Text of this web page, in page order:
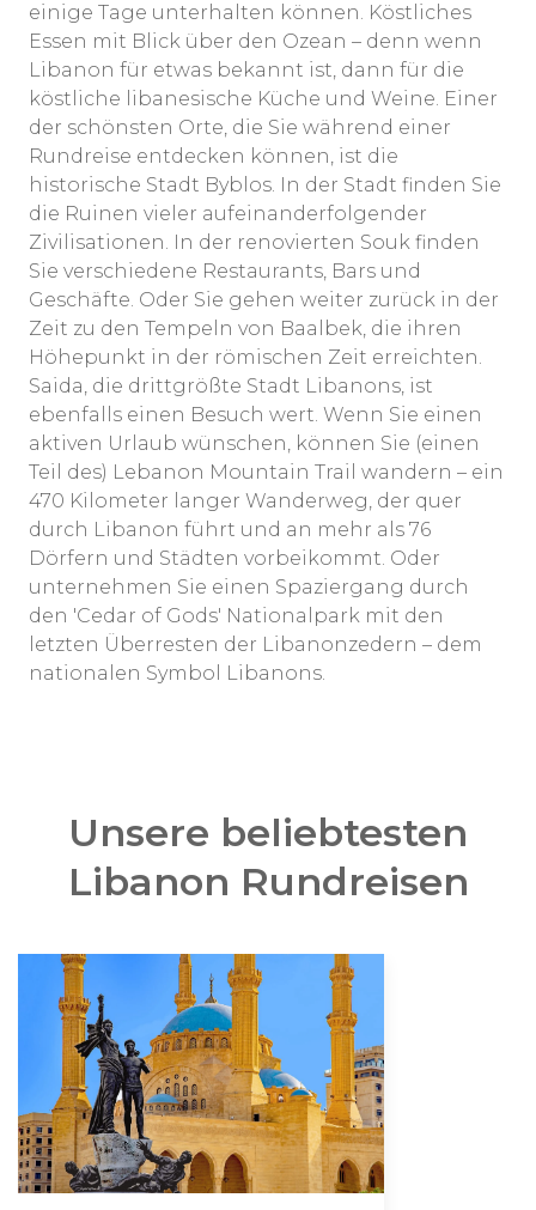
einige Tage unterhalten können. Köstliches
Essen mit Blick über den Ozean – denn wenn
Libanon für etwas bekannt ist, dann für die
köstliche libanesische Küche und Weine. Einer
der schönsten Orte, die Sie während einer
Rundreise entdecken können, ist die
historische Stadt Byblos. In der Stadt finden Sie
die Ruinen vieler aufeinanderfolgender
Zivilisationen. In der renovierten Souk finden
Sie verschiedene Restaurants, Bars und
Geschäfte. Oder Sie gehen weiter zurück in der
Zeit zu den Tempeln von Baalbek, die ihren
Höhepunkt in der römischen Zeit erreichten.
Saida, die drittgrößte Stadt Libanons, ist
ebenfalls einen Besuch wert. Wenn Sie einen
aktiven Urlaub wünschen, können Sie (einen
Teil des) Lebanon Mountain Trail wandern – ein
470 Kilometer langer Wanderweg, der quer
durch Libanon führt und an mehr als 76
Dörfern und Städten vorbeikommt. Oder
unternehmen Sie einen Spaziergang durch
den 'Cedar of Gods' Nationalpark mit den
letzten Überresten der Libanonzedern – dem
nationalen Symbol Libanons.
Unsere beliebtesten
Libanon Rundreisen